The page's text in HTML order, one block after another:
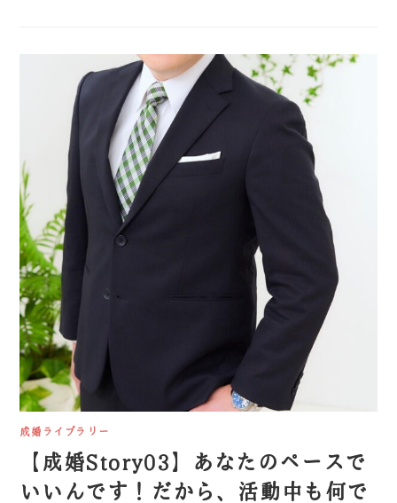
成婚ライブラリー
【成婚Story03】あなたのペースで
いいんです！だから、活動中も何で